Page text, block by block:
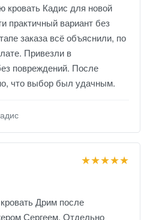
кровать Кадис для новой
практичный вариант без
заказа всё объяснили, по
Привезли в
повреждений. После
что выбор был удачным.
★★★★★
Дрим после
Сергеем. Отдельно